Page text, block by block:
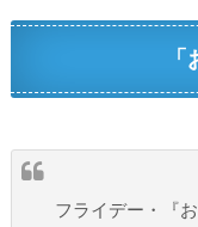
フライデー・『